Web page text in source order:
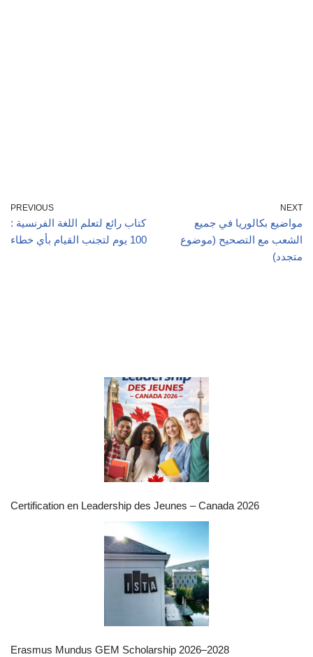
PREVIOUS
كتاب رائع لتعلم اللغة الفرنسية :
100 يوم لتجنب القيام بأي خطاء
NEXT
مواضيع بكالوريا في جميع
الشعب مع التصحيح (موضوع
متجدد)
Certification en Leadership des Jeunes – Canada 2026
Erasmus Mundus GEM Scholarship 2026–2028